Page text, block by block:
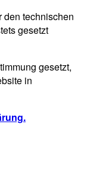
den technischen
gesetzt
gesetzt,
in